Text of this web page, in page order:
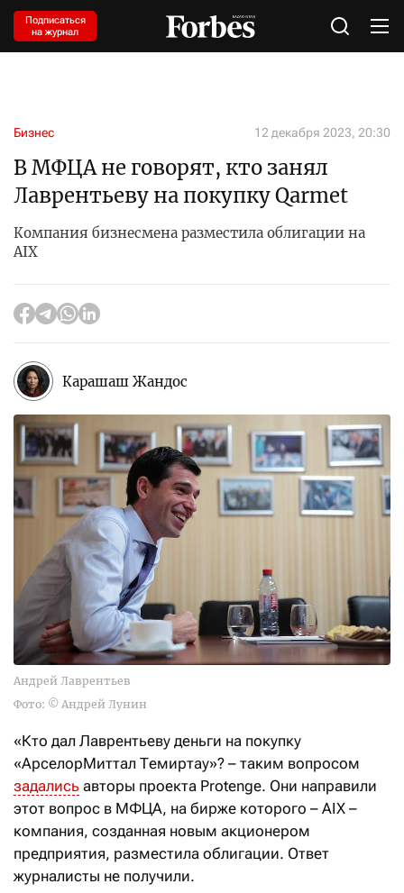
Подписаться
на журнал
Бизнес 12 декабря 2023, 20:30
В МФЦА не говорят, кто занял
Лаврентьеву на покупку Qarmet
Компания бизнесмена разместила облигации на
AIX
Карашаш Жандос
Андрей Лаврентьев
Фото: © Андрей Лунин
«Кто дал Лаврентьеву деньги на покупку
«АрселорМиттал Темиртау»? – таким вопросом
задались авторы проекта Protenge. Они направили
этот вопрос в МФЦА, на бирже которого – AIX –
компания, созданная новым акционером
предприятия, разместила облигации. Ответ
журналисты не получили.